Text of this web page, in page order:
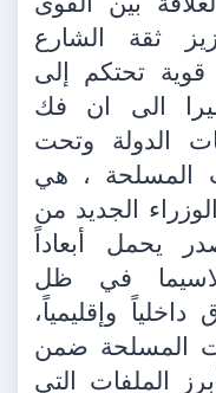
ثقة الشارع
قوية تحتكم إلى
الى ان فك
الدولة وتحت
المسلحة ، هي
الجديد من
يحمل أبعاداً
لاسيما في ظل
وإقليمياً،
المسلحة ضمن
الملفات التي